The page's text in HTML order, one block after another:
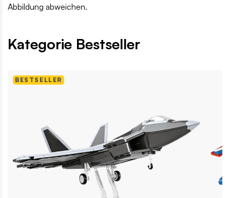
Abbildung abweichen.
Kategorie Bestseller
BESTSELLER